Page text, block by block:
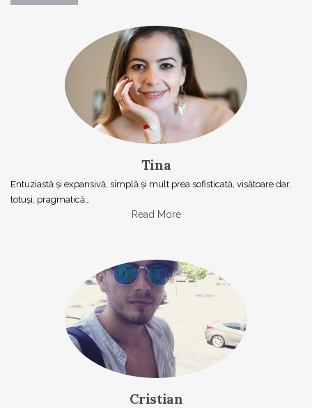
Tina
Entuziastă şi expansivă, simplă şi mult prea sofisticată, visătoare dar,
totuşi, pragmatică…
Read More
Cristian